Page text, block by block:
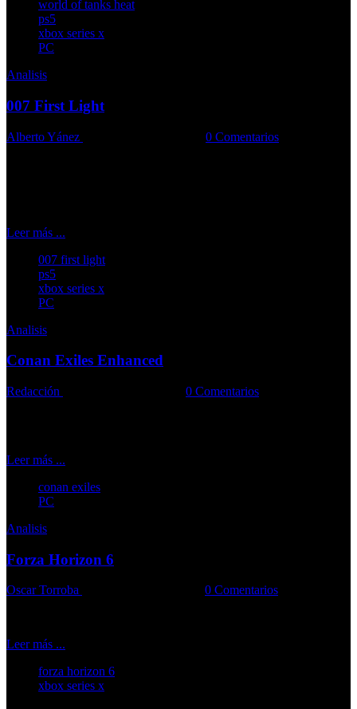
world of tanks heat
ps5
xbox series x
PC
Analisis
007 First Light
Alberto Yánez
0 Comentarios
Leer más ...
007 first light
ps5
xbox series x
PC
Analisis
Conan Exiles Enhanced
Redacción
0 Comentarios
Leer más ...
conan exiles
PC
Analisis
Forza Horizon 6
Oscar Torroba
0 Comentarios
Leer más ...
forza horizon 6
xbox series x